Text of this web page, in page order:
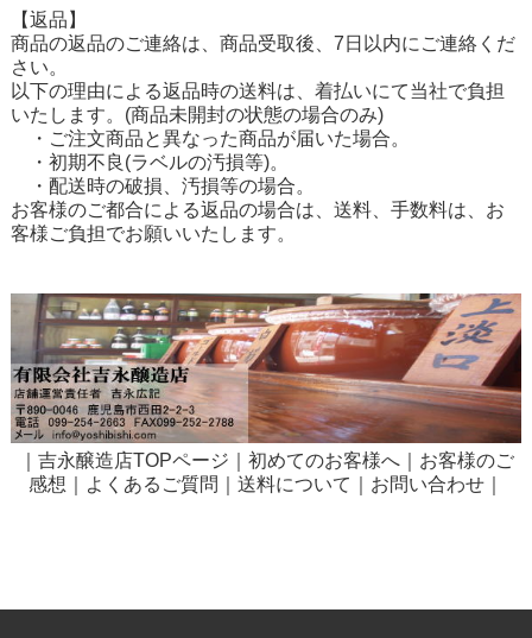
【返品】
商品の返品のご連絡は、商品受取後、7日以内にご連絡くだ
さい。
以下の理由による返品時の送料は、着払いにて当社で負担
いたします。(商品未開封の状態の場合のみ)
・ご注文商品と異なった商品が届いた場合。
・初期不良(ラベルの汚損等)。
・配送時の破損、汚損等の場合。
お客様のご都合による返品の場合は、送料、手数料は、お
客様ご負担でお願いいたします。
吉永醸造店TOPページ 初めてのお客様へ｜ お客様のご
感想
よくあるご質問 送料について お問い合わせ